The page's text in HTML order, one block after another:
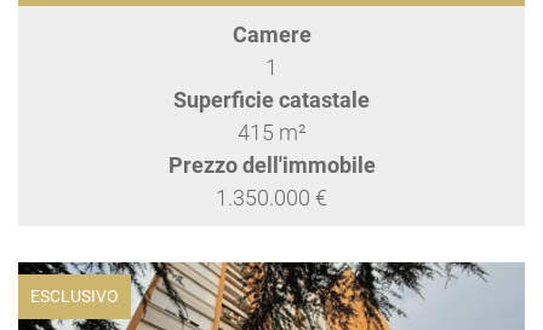
Camere
1
Superficie catastale
415 m²
Prezzo dell'immobile
1.350.000 €
ESCLUSIVO